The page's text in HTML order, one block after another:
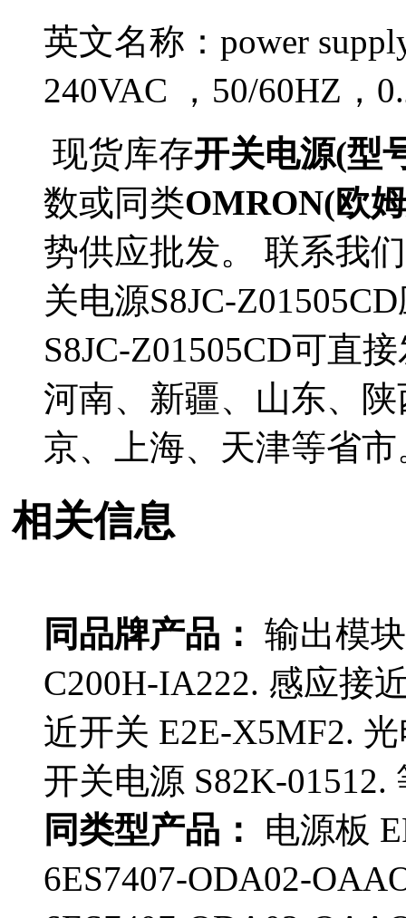
英文名称：power
240VAC ，50/60HZ，
现货库存开关电源(型
数或同类OMRON(欧
势供应批发。 联系我
关电源S8JC-
S8JC-Z01505CD可直
河南、新疆、山东、
京、上海、天津等省市
相关信息
同品牌产品： 输出模
C200H-IA222. 感应接
近开关 E2E-X5MF2.
开关电源 S82K-01512.
同类型产品：
电源板
6ES7407-ODA02-